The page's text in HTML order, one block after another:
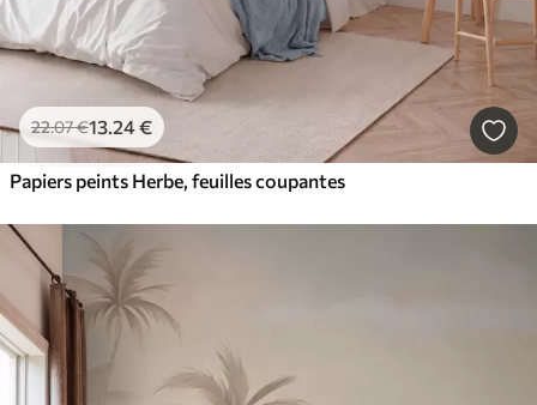
22.07€13.24€
Papiers peints Herbe, feuilles coupantes